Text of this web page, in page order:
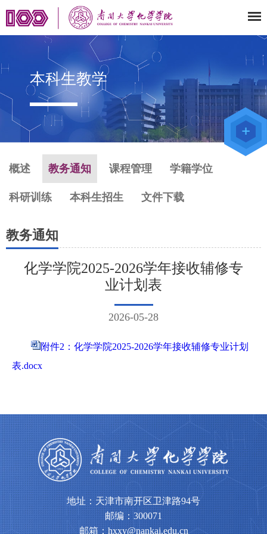
本科生教学
概述 教务通知 课程管理 学籍学位
科研训练 本科生招生 文件下载
教务通知
化学学院2025-2026学年接收辅修专
业计划表
2026-05-28
附件2：化学学院2025-2026学年接收辅修专业计划
表.docx
地址：天津市南开区卫津路94号
邮编：300071
邮箱：hxxy@nankai.edu.cn